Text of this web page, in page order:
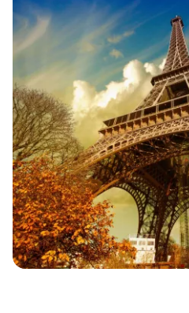
Folytassa